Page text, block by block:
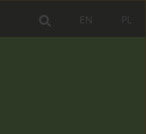
PL
EN